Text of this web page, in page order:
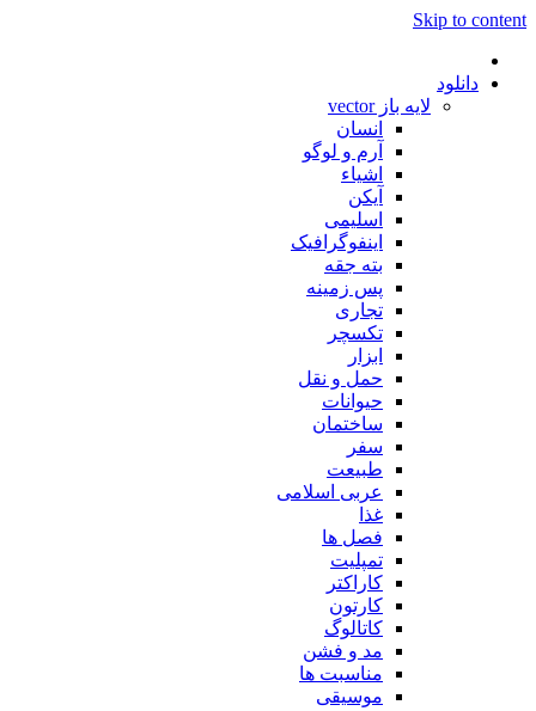
Skip to content
دانلود
لایه باز vector
انسان
آرم و لوگو
اشیاء
آیکن
اسلیمی
اینفوگرافیک
بته جقه
پس زمینه
تجاری
تکسچر
ابزار
حمل و نقل
حیوانات
ساختمان
سفر
طبیعت
عربی اسلامی
غذا
فصل ها
تمپلیت
کاراکتر
کارتون
کاتالوگ
مد و فشن
مناسبت ها
موسیقی